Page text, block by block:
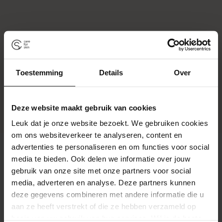
Toestemming Details Over
Deze website maakt gebruik van cookies
Leuk dat je onze website bezoekt. We gebruiken cookies
om ons websiteverkeer te analyseren, content en
advertenties te personaliseren en om functies voor social
media te bieden. Ook delen we informatie over jouw
gebruik van onze site met onze partners voor social
media, adverteren en analyse. Deze partners kunnen
deze gegevens combineren met andere informatie die u
aan ze heeft verstrekt of die ze hebben verzameld op
Klantbeoordelingen
Wees de eerste om een beoordeling te schrijven
Schrijf een beoordeling